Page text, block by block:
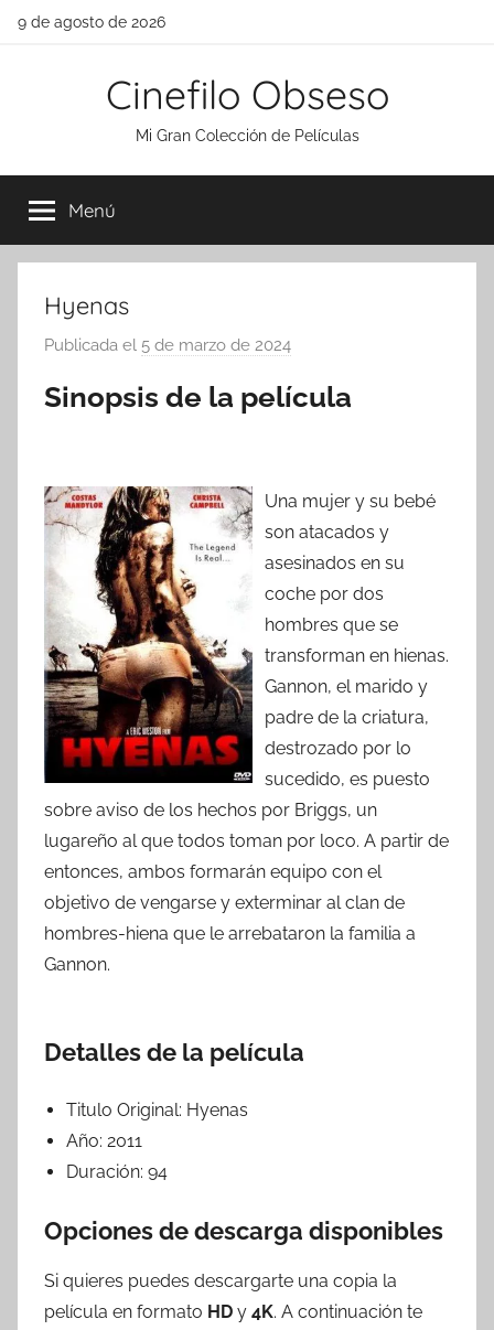
Saltar
9 de agosto de 2026
Cinefilo Obseso
Mi Gran Colección de Películas
Menú
Hyenas
Publicada el 5 de marzo de 2024
r
Sinopsis de la película
Una mujer y su bebé
son atacados y
asesinados en su
coche por dos
hombres que se
transforman en hienas.
Gannon, el marido y
padre de la criatura,
destrozado por lo
sucedido, es puesto
sobre aviso de los hechos por Briggs, un
lugareño al que todos toman por loco. A partir de
entonces, ambos formarán equipo con el
objetivo de vengarse y exterminar al clan de
hombres-hiena que le arrebataron la familia a
Gannon.
Detalles de la película
Titulo Original: Hyenas
Año: 2011
Duración: 94
Opciones de descarga disponibles
Si quieres puedes descargarte una copia la
película en formato HD y 4K. A continuación te